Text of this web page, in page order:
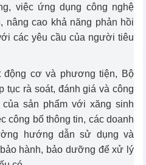
việc ứng dụng công nghệ
nâng cao khả năng phản hồi
các yêu cầu của người tiêu
cơ và phương tiện, Bộ
tục rà soát, đánh giá và công
sản phẩm với xăng sinh
công bố thông tin, các doanh
hướng dẫn sử dụng và
hành, bảo dưỡng để xử lý